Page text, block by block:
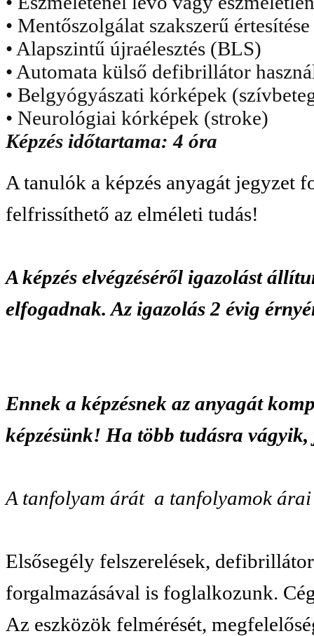
• Mentőszolgálat szakszerű értesítése
• Alapszintű újraélesztés (BLS)
• Automata külső defibrillátor
• Belgyógyászati kórképek
• Neurológiai kórképek (stroke)
Képzés időtartama: 4 óra
A tanulók a képzés anyagát jegyzet
felfrissíthető az elméleti tudás!
A képzés elvégzéséről igazolást
elfogadnak. Az igazolás 2 évig
Ennek a képzésnek az anyagát
képzésünk! Ha több tudásra
A tanfolyam árát a tanfolyamok
Elsősegély felszerelések,
forgalmazásával is foglalkozunk.
Az eszközök felmérését,